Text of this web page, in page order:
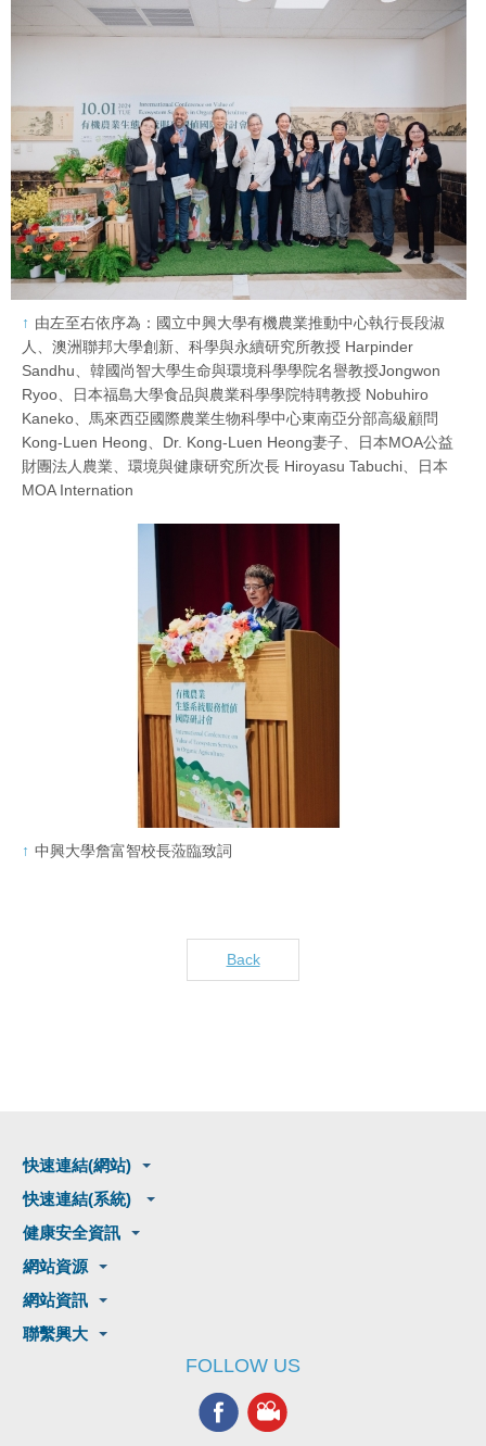
由左至右依序為：國立中興大學有機農業推動中心執行長段淑
人、澳洲聯邦大學創新、科學與永續研究所教授 Harpinder
Sandhu、韓國尚智大學生命與環境科學學院名譽教授Jongwon
Ryoo、日本福島大學食品與農業科學學院特聘教授 Nobuhiro
Kaneko、馬來西亞國際農業生物科學中心東南亞分部高級顧問
Kong-Luen Heong、Dr. Kong-Luen Heong妻子、日本MOA公益
財團法人農業、環境與健康研究所次長 Hiroyasu Tabuchi、日本
MOA Internation
中興大學詹富智校長蒞臨致詞
Back
快速連結(網站)
快速連結(系統)
健康安全資訊
網站資源
網站資訊
聯繫興大
FOLLOW US